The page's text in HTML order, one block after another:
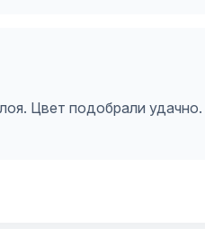
Цвет подобрали